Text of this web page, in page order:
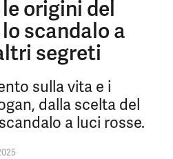
origini del
lo scandalo a
segreti
sulla vita e i
dalla scelta del
a luci rosse.